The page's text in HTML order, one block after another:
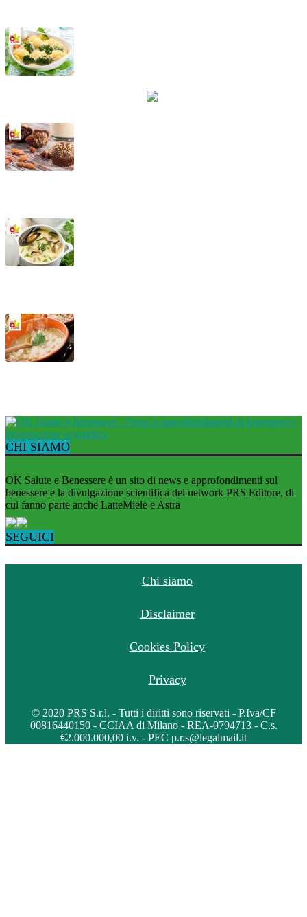
Cavolfiori e broccoletti alla piemontese
CHI SIAMO
OK Salute e Benessere è un sito di news e approfondimenti sul
benessere e la divulgazione scientifica del network PRS Editore, di
cui fanno parte anche LatteMiele e Astra
SEGUICI
Chi siamo
Disclaimer
Cookies Policy
Privacy
© 2020 PRS S.r.l. - Tutti i diritti sono riservati - P.Iva/CF
00816440150 - CCIAA di Milano - REA-0794713 - C.s.
€2.000.000,00 i.v. - PEC p.r.s@legalmail.it